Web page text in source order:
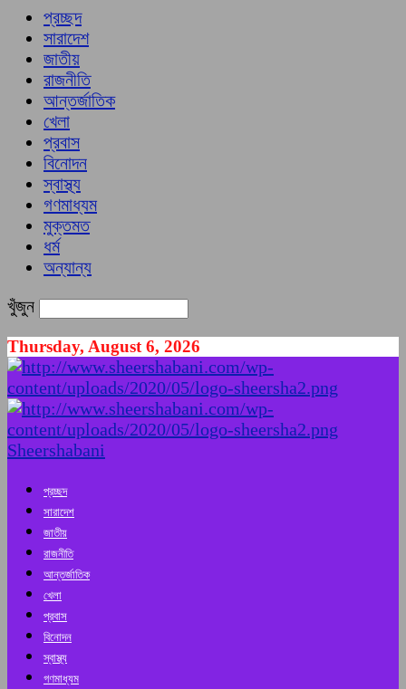
প্রচ্ছদ
সারাদেশ
জাতীয়
রাজনীতি
আন্তর্জাতিক
খেলা
প্রবাস
বিনোদন
স্বাস্থ্য
গণমাধ্যম
মুক্তমত
ধর্ম
অন্যান্য
খুঁজুন
Thursday, August 6, 2026
Sheershabani
প্রচ্ছদ
সারাদেশ
জাতীয়
রাজনীতি
আন্তর্জাতিক
খেলা
প্রবাস
বিনোদন
স্বাস্থ্য
গণমাধ্যম